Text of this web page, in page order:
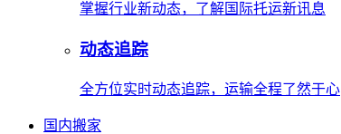
掌握行业新动态，了解国际托运新讯息
动态追踪
全方位实时动态追踪，运输全程了然于心
国内搬家